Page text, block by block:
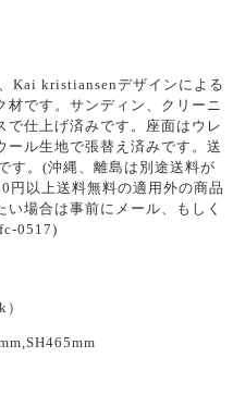
Kai kristiansenデザインによる
材です。サンディン、クリーニ
で仕上げ済みです。座面はウレ
ール生地で張替え済みです。送
す。(沖縄、離島は別途送料が
円以上送料無料の適用外の商品
場合は事前にメール、もしく
0517)